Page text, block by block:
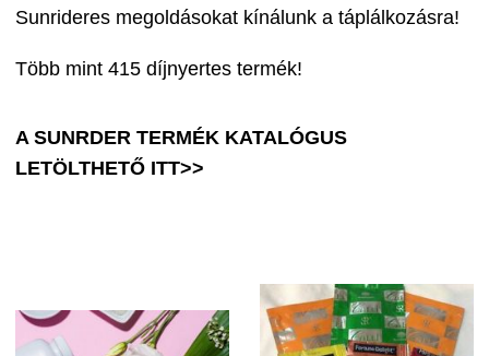
Sunrideres megoldásokat kínálunk a táplálkozásra!
Több mint 415 díjnyertes termék!
A SUNRDER TERMÉK KATALÓGUS
LETÖLTHETŐ ITT>>